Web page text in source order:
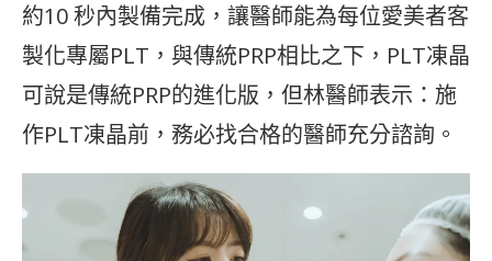
約10 秒內製備完成，讓醫師能為每位愛美者客
製化專屬PLT，與傳統PRP相比之下，PLT凍晶
可說是傳統PRP的進化版，但林醫師表示：施
作PLT凍晶前，務必找合格的醫師充分諮詢。